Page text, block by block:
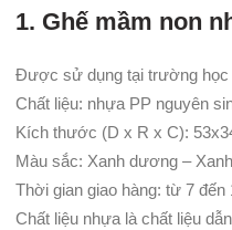
1. Ghế mầm non
Được sử dụng tại trường học
Chất liệu: nhựa PP nguyên
Kích thước (D x R x C):
Màu sắc: Xanh dương –
Thời gian giao hàng: từ 7 đến
Chất liệu nhựa là chất liệu